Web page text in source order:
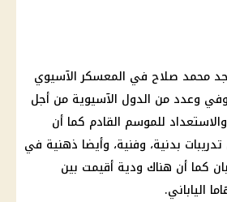
محمد صلاح في المعسكر الآسيوي
وفي وعدد من الدول الآسيوية من أجل
للموسم القادم كما أن
بدنية، وفنية، وأيضا ذهنية في
كما أن هناك ودية أقيمت بين
الياباني.